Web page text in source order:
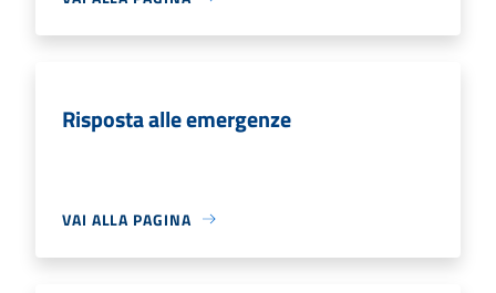
Risposta alle emergenze
VAI ALLA PAGINA